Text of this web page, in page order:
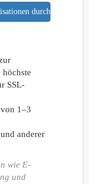
durchsuchen
SSL-
1–3
anderer
wie E-
und